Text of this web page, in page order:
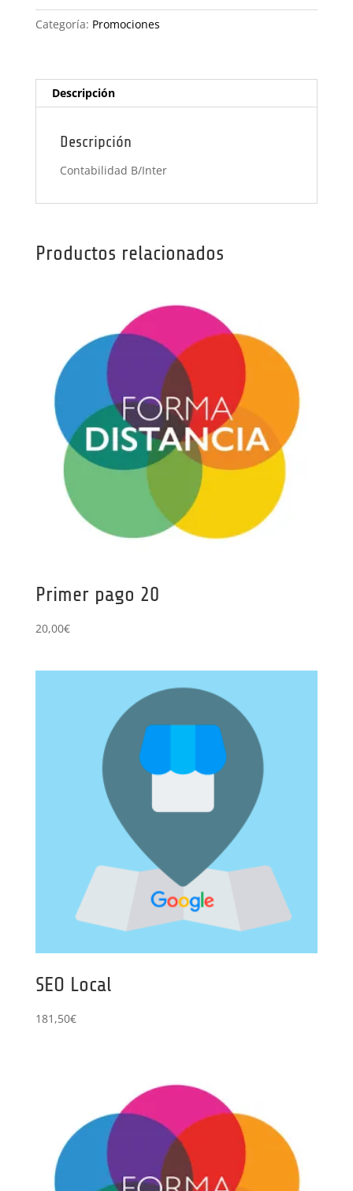
Categoría: Promociones
Descripción
Descripción
Contabilidad B/Inter
Productos relacionados
Primer pago 20
20,00€
SEO Local
181,50€